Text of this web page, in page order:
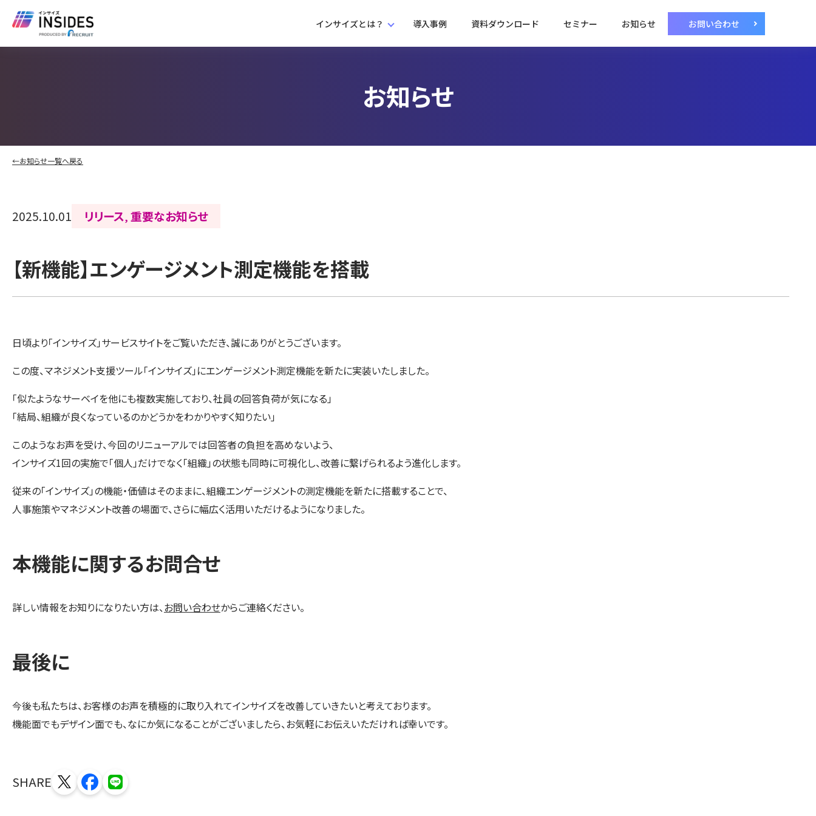
インサイズとは？ 導入事例 資料ダウンロード セミナー お知らせ お問い合わせ
お知らせ
←お知らせ一覧へ戻る
2025.10.01 リリース, 重要なお知らせ
【新機能】エンゲージメント測定機能を搭載
日頃より「インサイズ」サービスサイトをご覧いただき、誠にありがとうございます。
この度、マネジメント支援ツール「インサイズ」にエンゲージメント測定機能を新たに実装いたしました。
「似たようなサーベイを他にも複数実施しており、社員の回答負荷が気になる」
「結局、組織が良くなっているのかどうかをわかりやすく知りたい」
このようなお声を受け、今回のリニューアルでは回答者の負担を高めないよう、
インサイズ1回の実施で「個人」だけでなく「組織」の状態も同時に可視化し、改善に繋げられるよう進化します。
従来の「インサイズ」の機能・価値はそのままに、組織エンゲージメントの測定機能を新たに搭載することで、
人事施策やマネジメント改善の場面で、さらに幅広く活用いただけるようになりました。
本機能に関するお問合せ
詳しい情報をお知りになりたい方は、お問い合わせからご連絡ください。
最後に
今後も私たちは、お客様のお声を積極的に取り入れてインサイズを改善していきたいと考えております。
機能面でもデザイン面でも、なにか気になることがございましたら、お気軽にお伝えいただければ幸いです。
SHARE